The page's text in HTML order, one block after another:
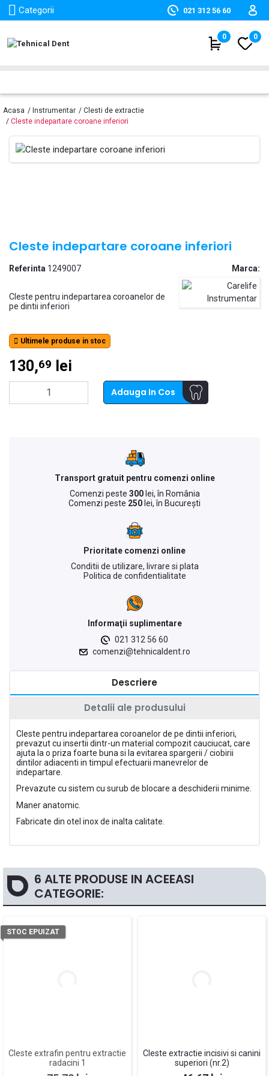
 Categorii 021 312 56 60
0 0
Acasa Instrumentar
Clesti de extractie
Cleste indepartare coroane inferiori
Cleste indepartare coroane inferiori
Marca:
Referinta 1249007
Cleste pentru indepartarea coroanelor de
pe dintii inferiori
 Ultimele produse in stoc
130,69 lei
Adauga In Cos
Transport gratuit pentru comenzi online
Comenzi peste 300lei, în România
Comenzi peste 250 lei, în București
Prioritate comenzi online
Conditii de utilizare, livrare si plata
Politica de confidentialitate
Informaţii suplimentare
021 312 56 60
comenzi@tehnicaldent.ro
Descriere
Detalii ale produsului
Cleste pentru indepartarea coroanelor de pe dintii inferiori,
prevazut cu insertii dintr-un material compozit cauciucat, care
ajuta la o priza foarte buna si la evitarea spargerii / ciobirii
dintilor adiacenti in timpul efectuarii manevrelor de
indepartare.
Prevazute cu sistem cu surub de blocare a deschiderii minime.
Maner anatomic.
Fabricate din otel inox de inalta calitate.
6 ALTE PRODUSE IN ACEEASI
CATEGORIE:
Cleste extrafin pentru extractie
radacini 1
STOC EPUIZAT
Cleste extractie incisivi si canini
superiori (nr.2)